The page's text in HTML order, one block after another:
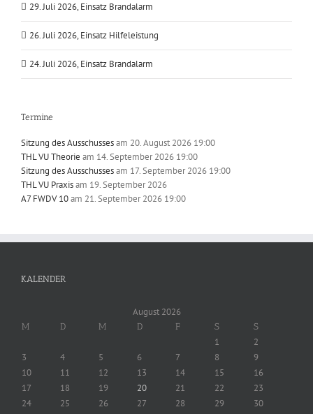
29. Juli 2026, Einsatz Brandalarm
26. Juli 2026, Einsatz Hilfeleistung
24. Juli 2026, Einsatz Brandalarm
Termine
Sitzung des Ausschussesam 20. August 2026 19:00
THL VU Theorie am 14. September 2026 19:00
Sitzung des Ausschussesam 17. September 2026 19:00
THL VU Praxisam 19. September 2026
A7 FWDV 10am 21. September 2026 19:00
KALENDER
August 2026
M D M D F S S
1
2
3
4 5 6 7 8
9
10
11 12 13 14 15
16
17
18 19 20 21 22
23
24
25 26 27 28 29
30